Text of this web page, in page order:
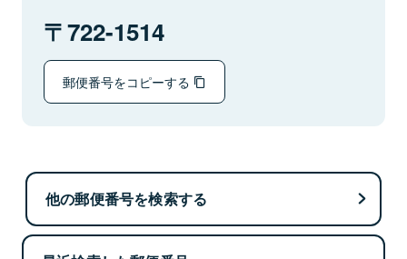
722-1514
郵便番号をコピーする
他の郵便番号を検索する